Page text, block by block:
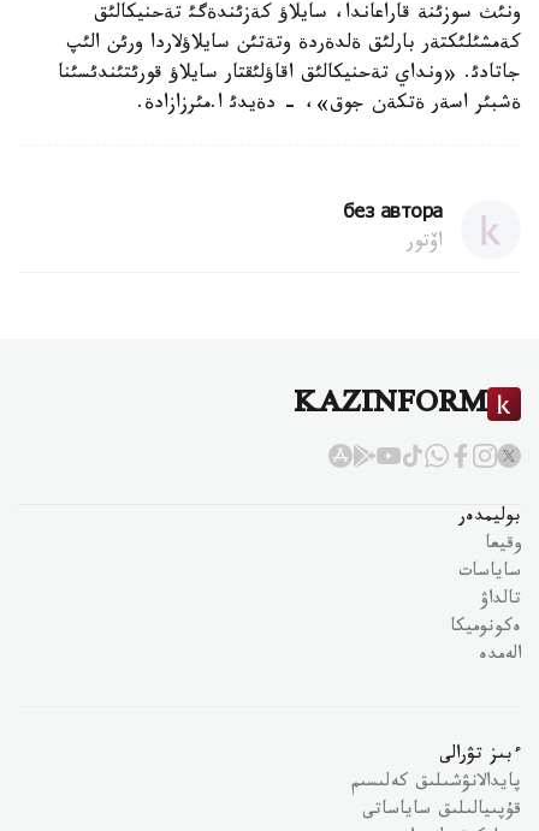
ونئث سوزئنة قاراعاندا، سايلاؤ كةزئندةگئ تةحنيكالئق
كةمشئلئكتةر بارلئق ةلدةردة وتةتئن سايلاؤلاردا ورئن الئپ
جاتادئ. «ونداي تةحنيكالئق اقاؤلئقتار سايلاؤ قورئتئندئسئنا
ةشبئر اسةر ةتكةن جوق»، - دةيدئ ا.مئرزازادة.
без автора
اۆتور
KAZINFORM
بوليمدەر
وقيعا
ساياسات
تالداۋ
ەكونوميكا
الەمدە
ءبىز تۋرالى
پايدالانۋشىلىق كەلىسىم
قۇپىيالىلىق ساياساتى